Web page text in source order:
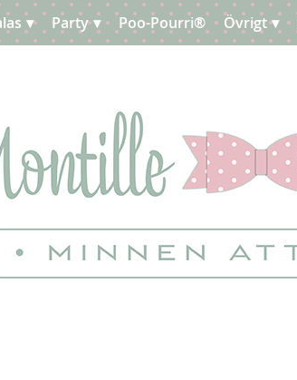
Party Poo-Pourri® Övrigt